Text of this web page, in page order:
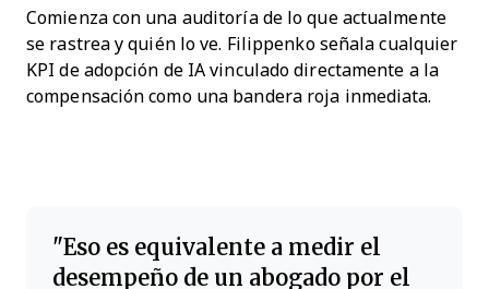
Comienza con una auditoría de lo que actualmente
se rastrea y quién lo ve. Filippenko señala cualquier
KPI de adopción de IA vinculado directamente a la
compensación como una bandera roja inmediata.
Eso es equivalente a medir el
desempeño de un abogado por el